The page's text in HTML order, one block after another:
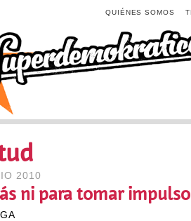
QUIÉNES SOMOS
2010
ni para tomar impulso